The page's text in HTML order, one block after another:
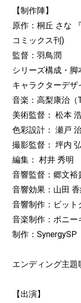
【制作陣】
原作：桐丘 さな
コミックス刊)
監督：羽鳥潤
シリーズ構成・脚
キャラクターデザ
音楽：高梨康治（
美術監督： 松本
色彩設計： 瀬戸
撮影監督： 坪内
編集： 村井 秀明
音響監督：郷文裕
音響効果：山田
音響制作：ビット
音楽制作：ポニー
制作：SynergySP
エンディング主
【出演】